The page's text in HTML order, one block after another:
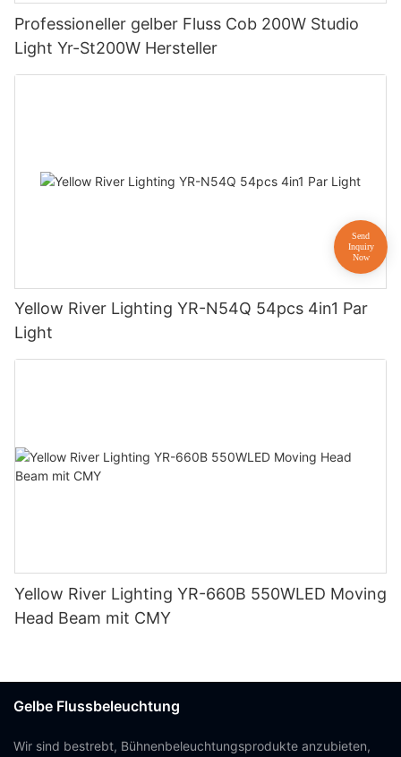
Professioneller gelber Fluss Cob 200W Studio
Light Yr-St200W Hersteller
Yellow River Lighting YR-N54Q 54pcs 4in1 Par
Light
Yellow River Lighting YR-660B 550WLED Moving
Head Beam mit CMY
Gelbe Flussbeleuchtung
Wir sind bestrebt, Bühnenbeleuchtungsprodukte anzubieten,